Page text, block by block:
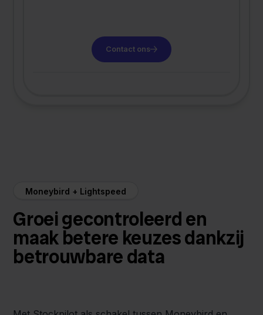
Contact ons
Moneybird + Lightspeed
Groei gecontroleerd en
maak betere keuzes dankzij
betrouwbare data